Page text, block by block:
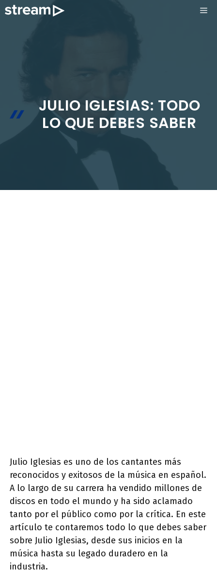
Saltar
JULIO IGLESIAS: TODO
LO QUE DEBES SABER
Julio Iglesias es uno de los cantantes más
reconocidos y exitosos de la música en español.
A lo largo de su carrera ha vendido millones de
discos en todo el mundo y ha sido aclamado
tanto por el público como por la crítica. En este
artículo te contaremos todo lo que debes saber
sobre Julio Iglesias, desde sus inicios en la
música hasta su legado duradero en la
industria.